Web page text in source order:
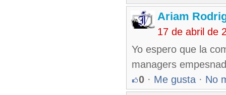
Ariam
17 de abril de
Yo espero que la
managers
0 · Me gusta · No